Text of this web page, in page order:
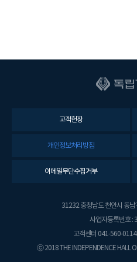
고객헌장
개인정보처리방침
이메일무단수집거부
31232 충청남도 천안시 동
사업자등록번호 :
고객센터 041-560-
ⓒ 2018 THE INDEPENDENCE HALL